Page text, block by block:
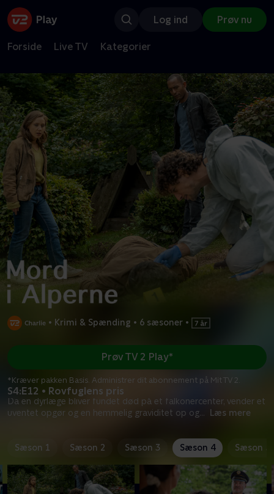
Log ind Prøv nu
Forside Live TV Kategorier
• Krimi & Spænding • 6 sæsoner •
S4:E12 • Rovfuglens pris
Da en dyrlæge bliver fundet død på et falkonercenter, vender et
uventet opgør og en hemmelig graviditet op og... Læs mere
Prøv TV 2 Play*
*Kræver pakken Basis. Administrer dit abonnement på Mit TV 2.
Sæson 1 Sæson 2 Sæson 3 Sæson 4 Sæson 5